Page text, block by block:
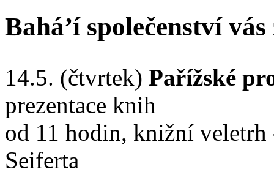
Bahá’í společenství
14.5. (čtvrtek) Pařížské
prezentace knih
od 11 hodin, knižní veletrh
Seiferta